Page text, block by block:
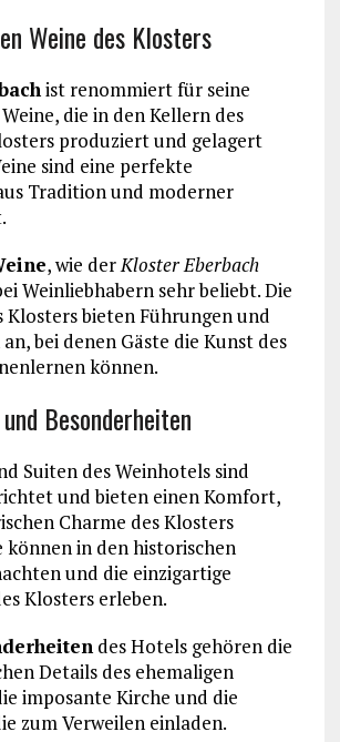
Weine des Klosters
ist renommiert für seine
die in den Kellern des
produziert und gelagert
sind eine perfekte
Tradition und moderner
, wie derKloster Eberbach
Weinliebhabern sehr beliebt. Die
Klosters bieten Führungen und
bei denen Gäste die Kunst des
können.
Besonderheiten
Suiten des Weinhotels sind
und bieten einen Komfort,
Charme des Klosters
können in den historischen
und die einzigartige
Klosters erleben.
des Hotels gehören die
Details des ehemaligen
imposante Kirche und die
zum Verweilen einladen.